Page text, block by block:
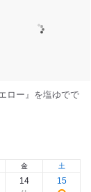
ロー』を塩ゆでで
金
14
土
15